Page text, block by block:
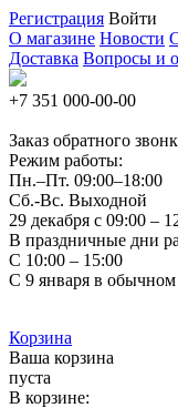
Регистрация Войти
О магазине Новости
Доставка Вопросы и
+7 351 000-00-00
Заказ обратного
Режим работы:
Пн.–Пт. 09:00–18:00
Сб.-Вс. Выходной
29 декабря с 09:00 –
В праздничные дни
С 10:00 – 15:00
С 9 января в
Корзина
Ваша корзина
пуста
В корзине: